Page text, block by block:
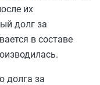
их
долг за
в составе
долга за